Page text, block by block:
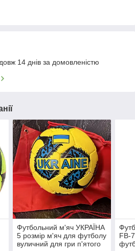
14 днів за домовленістю
Футбольний м'яч УКРАЇНА
5 розмір м'яч для футболу
вуличний для гри п'ятого
FB-